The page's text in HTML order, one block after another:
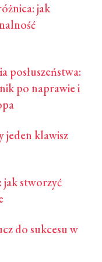
jak
posłuszeństwa:
po naprawie i
klawisz
jak stworzyć
do sukcesu w